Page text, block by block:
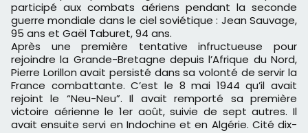
participé aux combats aériens pendant la seconde
guerre mondiale dans le ciel soviétique : Jean Sauvage,
95 ans et Gaël Taburet, 94 ans.
Après une première tentative infructueuse pour
rejoindre la Grande-Bretagne depuis l’Afrique du Nord,
Pierre Lorillon avait persisté dans sa volonté de servir la
France combattante. C’est le 8 mai 1944 qu’il avait
rejoint le “Neu-Neu”. Il avait remporté sa première
victoire aérienne le 1er août, suivie de sept autres. Il
avait ensuite servi en Indochine et en Algérie. Cité dix-